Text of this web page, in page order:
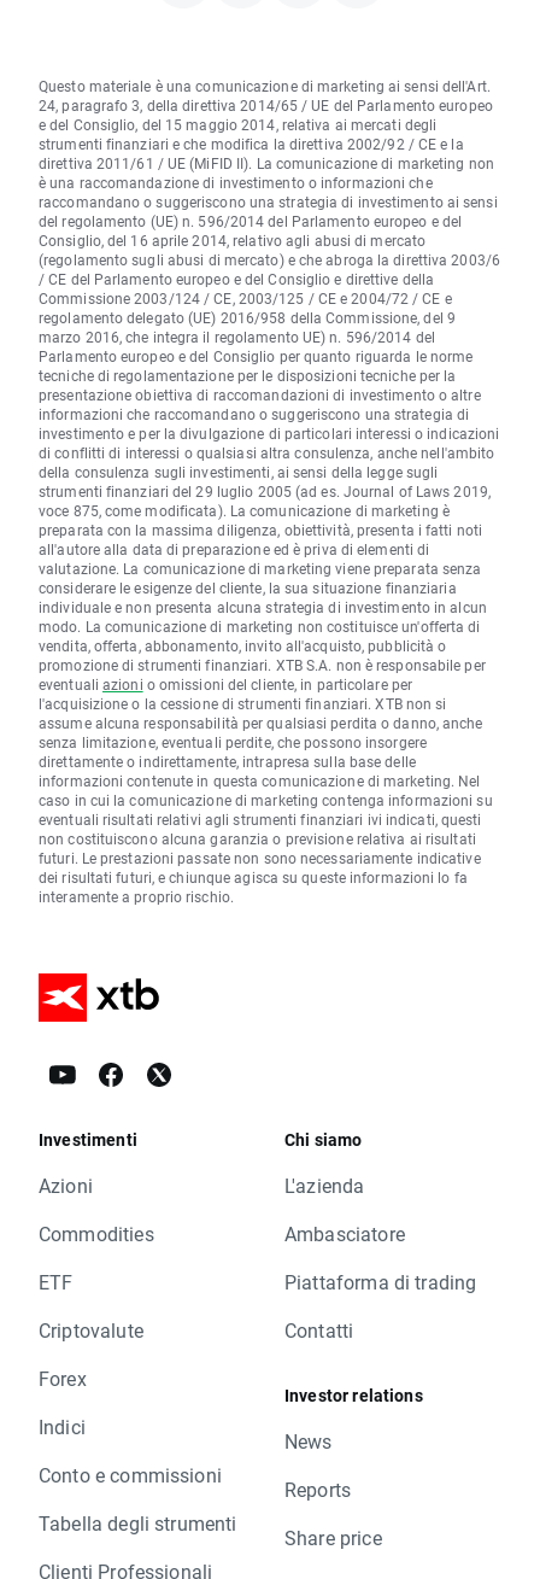
Questo materiale è una comunicazione di marketing ai sensi dell'Art.
24, paragrafo 3, della direttiva 2014/65 / UE del Parlamento europeo
e del Consiglio, del 15 maggio 2014, relativa ai mercati degli
strumenti finanziari e che modifica la direttiva 2002/92 / CE e la
direttiva 2011/61 / UE (MiFID II). La comunicazione di marketing non
è una raccomandazione di investimento o informazioni che
raccomandano o suggeriscono una strategia di investimento ai sensi
del regolamento (UE) n. 596/2014 del Parlamento europeo e del
Consiglio, del 16 aprile 2014, relativo agli abusi di mercato
(regolamento sugli abusi di mercato) e che abroga la direttiva 2003/6
/ CE del Parlamento europeo e del Consiglio e direttive della
Commissione 2003/124 / CE, 2003/125 / CE e 2004/72 / CE e
regolamento delegato (UE) 2016/958 della Commissione, del 9
marzo 2016, che integra il regolamento UE) n. 596/2014 del
Parlamento europeo e del Consiglio per quanto riguarda le norme
tecniche di regolamentazione per le disposizioni tecniche per la
presentazione obiettiva di raccomandazioni di investimento o altre
informazioni che raccomandano o suggeriscono una strategia di
investimento e per la divulgazione di particolari interessi o indicazioni
di conflitti di interessi o qualsiasi altra consulenza, anche nell'ambito
della consulenza sugli investimenti, ai sensi della legge sugli
strumenti finanziari del 29 luglio 2005 (ad es. Journal of Laws 2019,
voce 875, come modificata). La comunicazione di marketing è
preparata con la massima diligenza, obiettività, presenta i fatti noti
all'autore alla data di preparazione ed è priva di elementi di
valutazione. La comunicazione di marketing viene preparata senza
considerare le esigenze del cliente, la sua situazione finanziaria
individuale e non presenta alcuna strategia di investimento in alcun
modo. La comunicazione di marketing non costituisce un'offerta di
vendita, offerta, abbonamento, invito all'acquisto, pubblicità o
promozione di strumenti finanziari. XTB S.A. non è responsabile per
eventuali azioni o omissioni del cliente, in particolare per
l'acquisizione o la cessione di strumenti finanziari. XTB non si
assume alcuna responsabilità per qualsiasi perdita o danno, anche
senza limitazione, eventuali perdite, che possono insorgere
direttamente o indirettamente, intrapresa sulla base delle
informazioni contenute in questa comunicazione di marketing. Nel
caso in cui la comunicazione di marketing contenga informazioni su
eventuali risultati relativi agli strumenti finanziari ivi indicati, questi
non costituiscono alcuna garanzia o previsione relativa ai risultati
futuri. Le prestazioni passate non sono necessariamente indicative
dei risultati futuri, e chiunque agisca su queste informazioni lo fa
interamente a proprio rischio.
Investimenti
Azioni
Commodities
ETF
Criptovalute
Forex
Indici
Conto e commissioni
Tabella degli strumenti
Clienti Professionali
Chi siamo
L'azienda
Ambasciatore
Piattaforma di trading
Contatti
Investor relations
News
Reports
Share price